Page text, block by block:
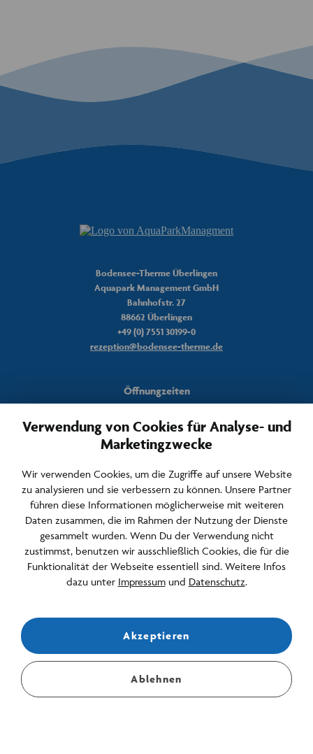
Bodensee-Therme Überlingen
Aquapark Management GmbH
Bahnhofstr. 27
88662 Überlingen
+49 (0) 7551 30199-0
rezeption@bodensee-therme.de
Öffnungzeiten
10 – 22 Uhr
Häufige Fragen & Kontakt
Newsletter & Archiv
Anfahrt & Parken
Jobs
Barrierefreiheit
Bleiben Sie über Events, Angebote und Aktuelles informiert.
E-Mail Adresse für den Newsletter
Verwendung von Cookies für Analyse- und
Marketingzwecke
Wir verwenden Cookies, um die Zugriffe auf unsere Website
zu analysieren und sie verbessern zu können. Unsere Partner
führen diese Informationen möglicherweise mit weiteren
Daten zusammen, die im Rahmen der Nutzung der Dienste
gesammelt wurden. Wenn Du der Verwendung nicht
zustimmst, benutzen wir ausschließlich Cookies, die für die
Funktionalität der Webseite essentiell sind. Weitere Infos
dazu unter Impressumund Datenschutz.
Akzeptieren
Ablehnen
Stelle mir eine Frage...
Hinweis: Peet basiert auf künstlicher Intelligenz und kann Fehler machen.
Hallo. Wie kann ich helfen?